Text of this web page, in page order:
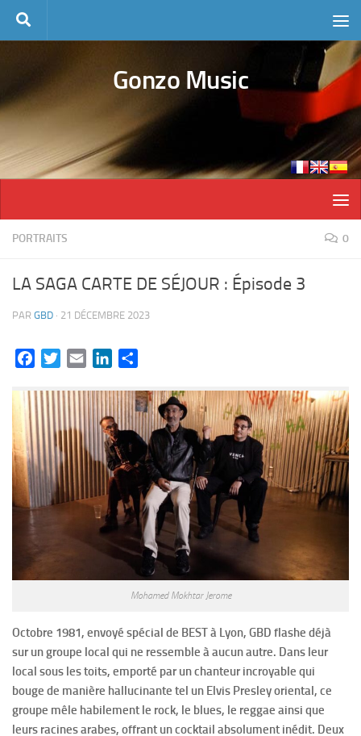
Skip to content
Gonzo Music
PORTRAITS 0
LA SAGA CARTE DE SÉJOUR : Épisode 3
PAR GBD · 21 DÉCEMBRE 2023
FacebookTwitterEmail LinkedIn
Mohamed Mokhtar Jerome
Octobre 1981, envoyé spécial de BEST à Lyon, GBD flashe déjà
sur un groupe local qui ne ressemble à aucun autre. Dans leur
local sous les toits, emporté par un chanteur incroyable qui
bouge de manière hallucinante tel un Elvis Presley oriental, ce
groupe mêle habilement le rock, le blues, le reggae ainsi que
leurs racines arabes, offrant un cocktail absolument inédit. Deux